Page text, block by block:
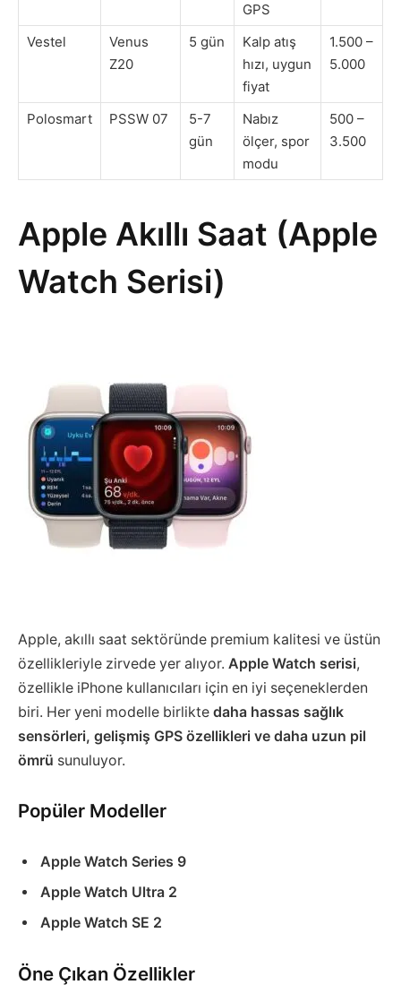
GPS
Vestel
Venus
Z20
5 gün
Kalp atış
hızı, uygun
fiyat
1.500 –
5.000
Polosmart PSSW 07
5-7
gün
Nabız
ölçer, spor
modu
500 –
3.500
Apple Akıllı Saat (Apple
Watch Serisi)
Apple, akıllı saat sektöründe premium kalitesi ve üstün
özellikleriyle zirvede yer alıyor. Apple Watch serisi,
özellikle iPhone kullanıcıları için en iyi seçeneklerden
biri. Her yeni modelle birlikte daha hassas sağlık
sensörleri, gelişmiş GPS özellikleri ve daha uzun pil
ömrü sunuluyor.
Popüler Modeller
Apple Watch Series 9
Apple Watch Ultra 2
Apple Watch SE 2
Öne Çıkan Özellikler